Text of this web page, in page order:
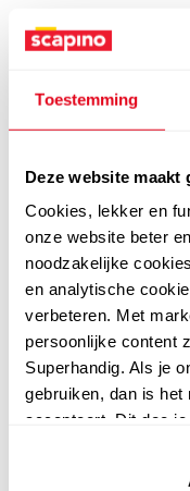
Toestemming
Deze website maakt
Cookies, lekker en
onze website beter
noodzakelijke
en analytische
verbeteren. Met
persoonlijke content
Superhandig. Als je
gebruiken, dan is het
accepteert. Dit doe
website niet optimaal